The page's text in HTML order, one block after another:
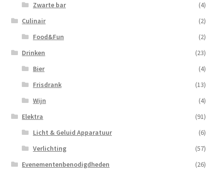
Zwarte bar
(4)
Culinair
(2)
Food&Fun
(2)
Drinken
(23)
Bier
(4)
Frisdrank
(13)
Wijn
(4)
Elektra
(91)
Licht & Geluid Apparatuur
(6)
Verlichting
(57)
Evenementenbenodigdheden
(26)